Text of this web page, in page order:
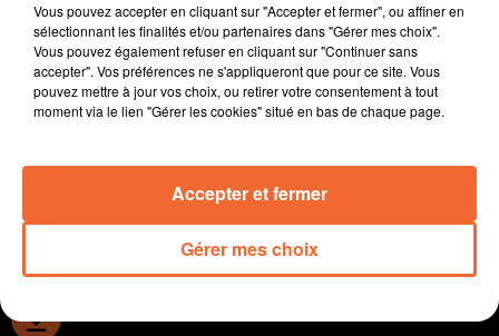
la commune de Combrand près du Plessis fait bondir
des riverrains qui viennent de constituer une
association d'opposants.
A Cerizay, les zones d'accélération des énergies
renouvelables ne sont pas favorables à l'éolien au
Vous pouvez accepter en cliquant sur "Accepter et fermer", ou affiner en
sélectionnant les finalités et/ou partenaires dans "Gérer mes choix".
Vous pouvez également refuser en cliquant sur "Continuer sans
accepter". Vos préférences ne s'appliqueront que pour ce site. Vous
pouvez mettre à jour vos choix, ou retirer votre consentement à tout
moment via le lien "Gérer les cookies" situé en bas de chaque page.
Gérer mes choix
Accepter et fermer